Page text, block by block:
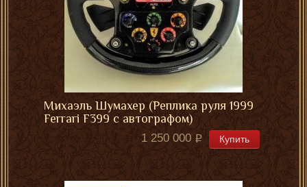
Михаэль Шумахер (Реплика руля 1999
Ferrari F399 с автографом)
1 250 000 Купить